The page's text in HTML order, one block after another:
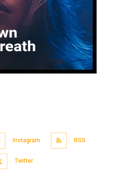
Instagram RSS
Twitter